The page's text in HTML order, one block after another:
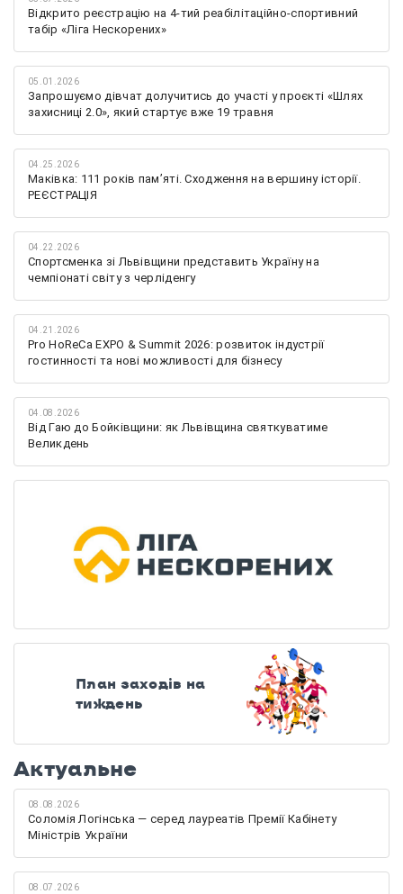
Відкрито реєстрацію на 4-тий реабілітаційно-спортивний
табір «Ліга Нескорених»
05.01.2026
Запрошуємо дівчат долучитись до участі у проєкті «Шлях
захисниці 2.0», який стартує вже 19 травня
04.25.2026
Маківка: 111 років пам’яті. Сходження на вершину історії.
РЕЄСТРАЦІЯ
04.22.2026
Спортсменка зі Львівщини представить Україну на
чемпіонаті світу з черліденгу
04.21.2026
Pro HoReCa EXPO & Summit 2026: розвиток індустрії
гостинності та нові можливості для бізнесу
04.08.2026
Від Гаю до Бойківщини: як Львівщина святкуватиме
Великдень
План заходів на
тиждень
Актуальне
08.08.2026
Соломія Логінська — серед лауреатів Премії Кабінету
Міністрів України
08.07.2026